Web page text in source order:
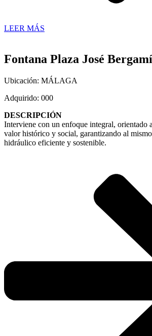
LEER MÁS
Fontana Plaza José
Ubicación: MÁLAGA
Adquirido: 000
DESCRIPCIÓN
Interviene con un enfoque integral, orientado
valor histórico y social, garantizando al
hidráulico eficiente y sostenible.